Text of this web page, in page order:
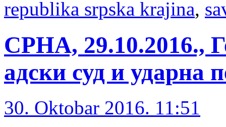
republika srpska krajina,
СРНА, 29.10.2016.,
адски суд и
30. Oktobar 2016. 11:51